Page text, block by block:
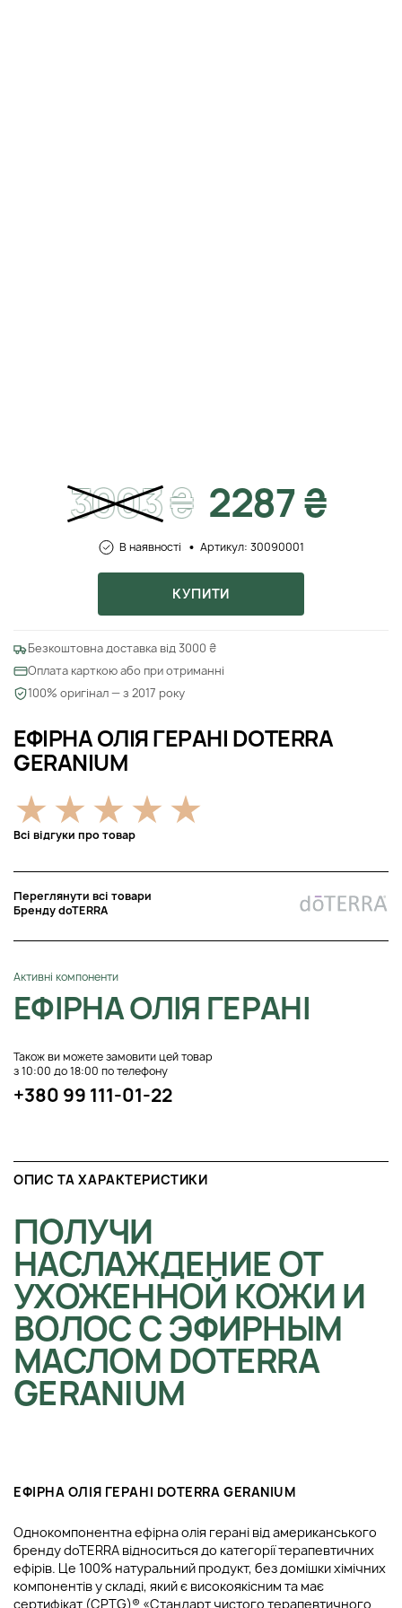
ЕФІРНА ОЛІЯ ГЕРАНІ DOTERRA
GERANIUM
Всі відгуки про товар
Переглянути всі товари
Бренду doTERRA
Активні компоненти
ЕФІРНА ОЛІЯ ГЕРАНІ
Також ви можете замовити цей товар
з 10:00 до 18:00 по телефону
+380 99 111-01-22
3003₴ 2287 ₴
В наявності Артикул: 30090001
КУПИТИ
Безкоштовна доставка від 3000 ₴
Оплата карткою або при отриманні
100% оригінал — з 2017 року
ОПИС ТА ХАРАКТЕРИСТИКИ
ПОЛУЧИ
НАСЛАЖДЕНИЕ ОТ
УХОЖЕННОЙ КОЖИ И
ВОЛОС С ЭФИРНЫМ
МАСЛОМ DOTERRA
GERANIUM
ЕФІРНА ОЛІЯ ГЕРАНІ DOTERRA GERANIUM
Однокомпонентна ефірна олія герані від американського
бренду doTERRA відноситься до категорії терапевтичних
ефірів. Це 100% натуральний продукт, без домішки хімічних
компонентів у складі, який є високоякісним та має
сертифікат (CPTG)® «Стандарт чистого терапевтичного